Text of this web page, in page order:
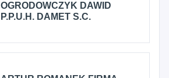
OGRODOWCZYK DAWID
P.P.U.H. DAMET S.C.